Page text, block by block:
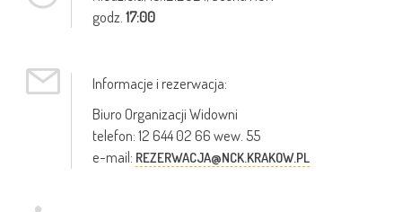
godz. 17:00
Informacje i rezerwacja:
Biuro Organizacji Widowni
telefon: 12 644 02 66 wew. 55
e-mail: REZERWACJA@NCK.KRAKOW.PL